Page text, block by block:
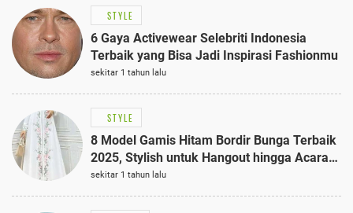
STYLE
6 Gaya Activewear Selebriti Indonesia
Terbaik yang Bisa Jadi Inspirasi Fashionmu
sekitar 1 tahun lalu
STYLE
8 Model Gamis Hitam Bordir Bunga Terbaik
2025, Stylish untuk Hangout hingga Acara
Semi-Formal
sekitar 1 tahun lalu